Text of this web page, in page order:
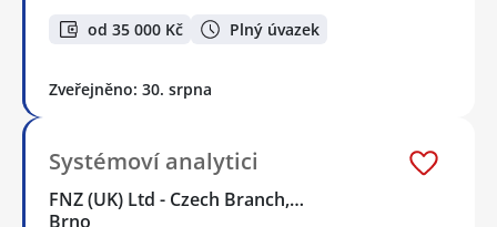
od 35 000 Kč Plný úvazek
Zveřejněno: 30. srpna
Systémoví analytici
FNZ (UK) Ltd - Czech Branch,…
Brno